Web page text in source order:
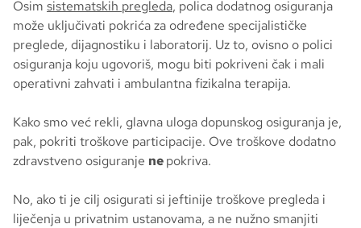
Osim sistematskih pregleda, polica dodatnog osiguranja
može uključivati pokrića za određene specijalističke
preglede, dijagnostiku i laboratorij. Uz to, ovisno o polici
osiguranja koju ugovoriš, mogu biti pokriveni čak i mali
operativni zahvati i ambulantna fizikalna terapija.
Kako smo već rekli, glavna uloga dopunskog osiguranja je,
pak, pokriti troškove participacije. Ove troškove dodatno
zdravstveno osiguranje nepokriva.
No, ako ti je cilj osigurati si jeftinije troškove pregleda i
liječenja u privatnim ustanovama, a ne nužno smanjiti